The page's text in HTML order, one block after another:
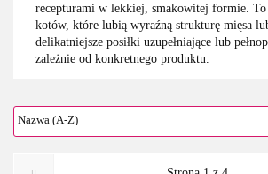
recepturami w lekkiej, smakowitej formie.
kotów, które lubią wyraźną strukturę mięsa
delikatniejsze posiłki uzupełniające lub
zależnie od konkretnego produktu.